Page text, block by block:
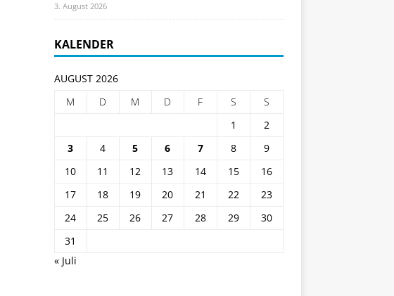
3. August 2026
KALENDER
AUGUST 2026
M
D M D F S
S
1
2
3
4 5 6 7 8
9
10
11 12 13 14 15
16
17
18 19 20 21 22
23
24
25 26 27 28 29
30
31
« Juli